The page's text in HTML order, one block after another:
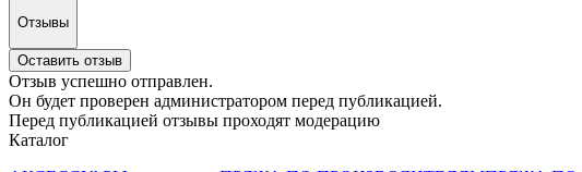
Отзывы
Оставить отзыв
Отзыв успешно отправлен.
Он будет проверен администратором перед публикацией.
Перед публикацией отзывы проходят модерацию
Каталог